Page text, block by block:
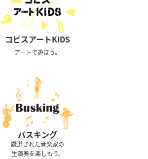
コピスアートKIDS
アートで遊ぼう。
バスキング
厳選された音楽家の
生演奏を楽しもう。